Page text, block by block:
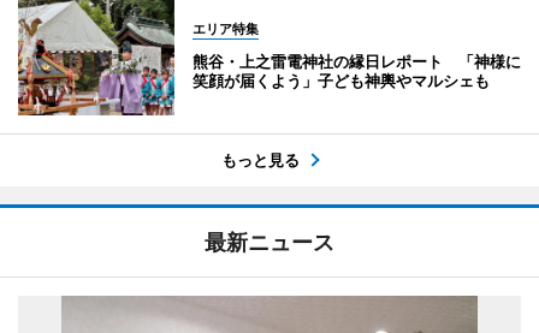
エリア特集
熊谷・上之雷電神社の縁日レポート 「神様に
笑顔が届くよう」子ども神輿やマルシェも
もっと見る
最新ニュース